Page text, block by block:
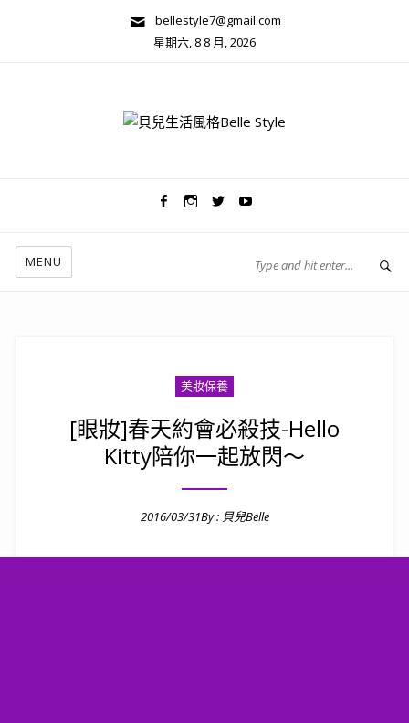
bellestyle7@gmail.com
星期六, 8 8 月, 2026
MENU
美妝保養
[眼妝]春天約會必殺技-Hello
Kitty陪你一起放閃～
2016/03/31By : 貝兒Belle